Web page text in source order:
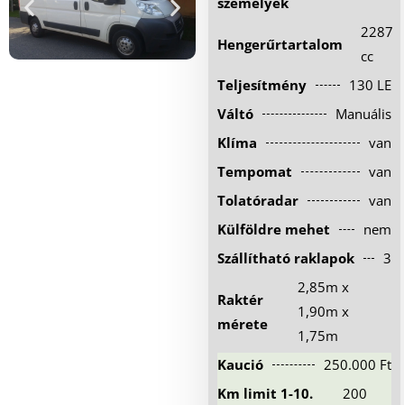
Hűtőautó bérlés
Feltételek
Szolgáltatások
Gy.i.k.
Kapcsolat
Hengerűrtartalom
2287
cc
Teljesítmény
130 LE
Váltó
Manuális
Klíma
van
Tempomat
van
Tolatóradar
van
Külföldre mehet
nem
Szállítható raklapok
3
Raktér
mérete
2,85m x
1,90m x
1,75m
Kaució
250.000 Ft
Km limit 1-10.
200